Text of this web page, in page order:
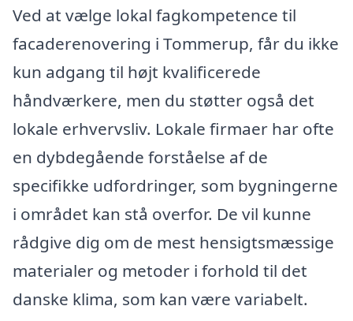
Ved at vælge lokal fagkompetence til
facaderenovering i Tommerup, får du ikke
kun adgang til højt kvalificerede
håndværkere, men du støtter også det
lokale erhvervsliv. Lokale firmaer har ofte
en dybdegående forståelse af de
specifikke udfordringer, som bygningerne
i området kan stå overfor. De vil kunne
rådgive dig om de mest hensigtsmæssige
materialer og metoder i forhold til det
danske klima, som kan være variabelt.